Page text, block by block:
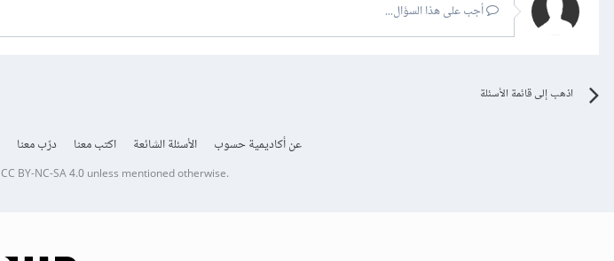
أجب على هذا السؤال...
اذهب إلى قائمة الأسئلة
عن أكاديمية حسوب الأسئلة الشائعة اكتب معنا درّب معنا
CC BY-NC-SA 4.0unless mentioned otherwise.